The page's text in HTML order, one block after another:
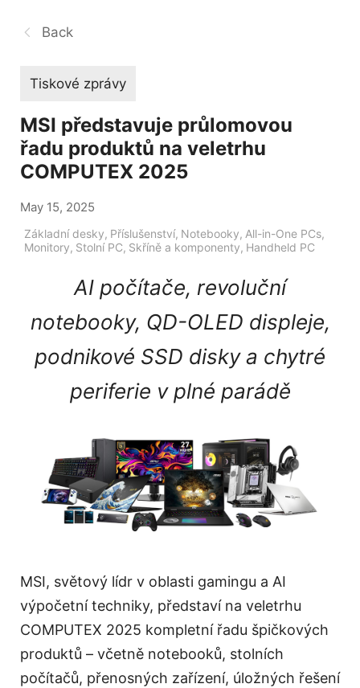
Back
Tiskové zprávy
MSI představuje průlomovou
řadu produktů na veletrhu
COMPUTEX 2025
May 15, 2025
Základní desky, Příslušenství, Notebooky, All-in-One PCs,
Monitory, Stolní PC, Skříně a komponenty, Handheld PC
AI počítače, revoluční
notebooky, QD-OLED displeje,
podnikové SSD disky a chytré
periferie v plné parádě
MSI, světový lídr v oblasti gamingu a AI
výpočetní techniky, představí na veletrhu
COMPUTEX 2025 kompletní řadu špičkových
produktů – včetně notebooků, stolních
počítačů, přenosných zařízení, úložných řešení